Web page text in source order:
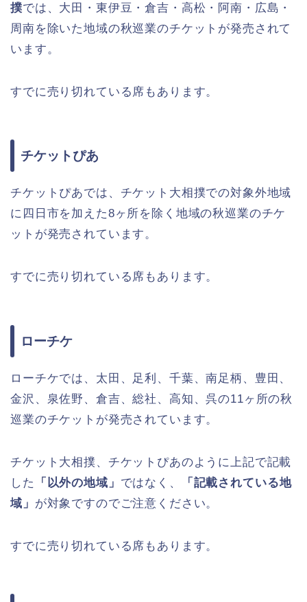
撲では、大田・東伊豆・倉吉・高松・阿南・広島・
周南を除いた地域の秋巡業のチケットが発売されて
います。
すでに売り切れている席もあります。
チケットぴあ
チケットぴあでは、チケット大相撲での対象外地域
に四日市を加えた8ヶ所を除く地域の秋巡業のチケ
ットが発売されています。
すでに売り切れている席もあります。
ローチケ
ローチケでは、太田、足利、千葉、南足柄、豊田、
金沢、泉佐野、倉吉、総社、高知、呉の11ヶ所の秋
巡業のチケットが発売されています。
チケット大相撲、チケットぴあのように上記で記載
した
「以外の地域」 ではなく、
「記載されている地
域」 が対象ですのでご注意ください。
すでに売り切れている席もあります。